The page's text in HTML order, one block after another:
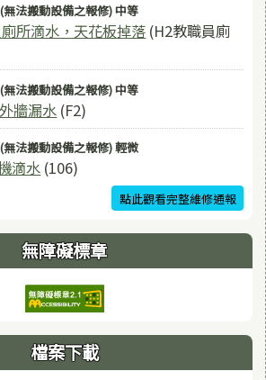
法搬動設備之報修) 中等
所滴水，天花板掉落 (H2教職員廁
法搬動設備之報修) 中等
牆漏水 (F2)
法搬動設備之報修) 輕微
滴水 (106)
點此觀看完整維修通報
無障礙標章
檔案下載